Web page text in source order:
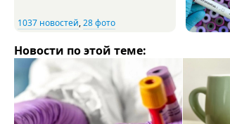
1037 новостей,28 фото
Новости по этой теме: